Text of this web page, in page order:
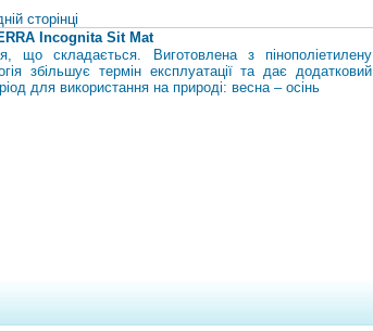
сторінці
Incognita Sit Mat
що складається. Виготовлена ​​з пінополіетилену
збільшує термін експлуатації та дає додатковий
для використання на природі: весна – осінь